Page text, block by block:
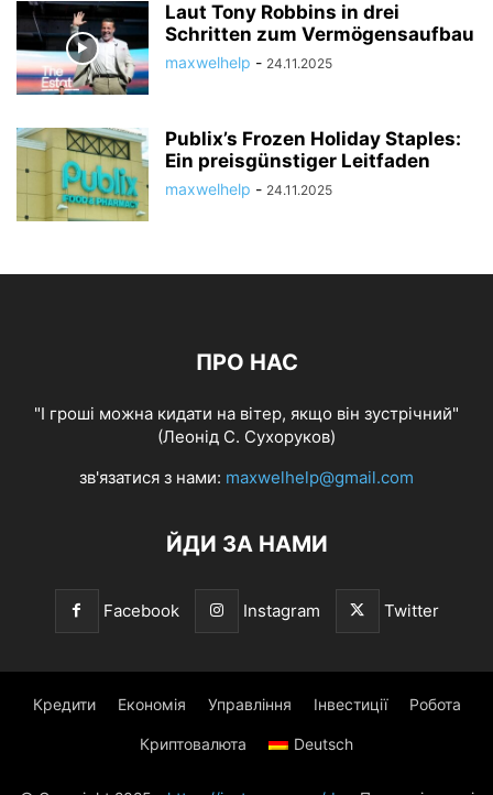
Laut Tony Robbins in drei
Schritten zum Vermögensaufbau
maxwelhelp - 24.11.2025
Publix’s Frozen Holiday Staples:
Ein preisgünstiger Leitfaden
maxwelhelp - 24.11.2025
ПРО НАС
"І гроші можна кидати на вітер, якщо він зустрічний"
(Леонід С. Сухоруков)
зв'язатися з нами: maxwelhelp@gmail.com
ЙДИ ЗА НАМИ
Facebook Instagram Twitter
Кредити Економія Управління Інвестиції Робота
Криптовалюта Deutsch